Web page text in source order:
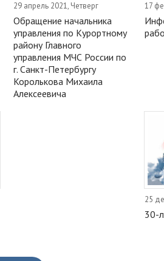
29 апрель 2021, Четверг
Обращение начальника
управления по Курортному
району Главного
управления МЧС России по
г. Санкт-Петербургу
Королькова Михаила
Алексеевича
17
25
30-